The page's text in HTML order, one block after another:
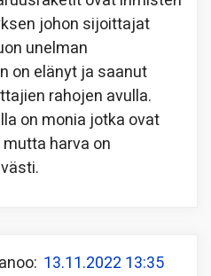
johon sijoittajat
unelman
on elänyt ja saanut
rahojen avulla.
on monia jotka ovat
harva on
13.11.2022 13:35